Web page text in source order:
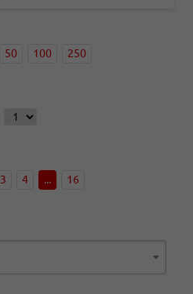
50 100 250
3 4 ... 16